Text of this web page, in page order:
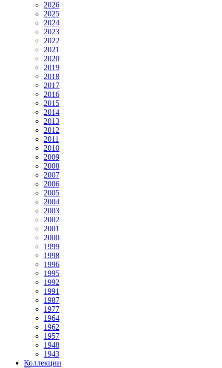
2026
2025
2024
2023
2022
2021
2020
2019
2018
2017
2016
2015
2014
2013
2012
2011
2010
2009
2008
2007
2006
2005
2004
2003
2002
2001
2000
1999
1998
1996
1995
1992
1991
1987
1977
1964
1962
1957
1948
1943
Коллекции